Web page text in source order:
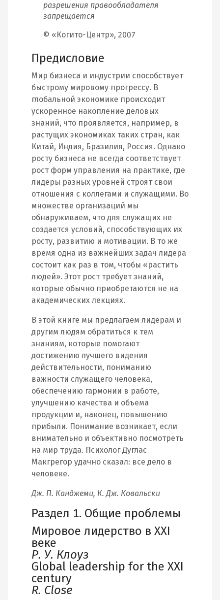
разрешения правообладателя
запрещается
© «Когито-Центр», 2007
Предисловие
Мир бизнеса и индустрии способствует
быстрому мировому прогрессу. В
глобальной экономике происходит
ускоренное накопление деловых
знаний, что проявляется, например, в
растущих экономиках таких стран, как
Китай, Индия, Бразилия, Россия. Однако
росту бизнеса не всегда соответствует
рост форм управления на практике, где
лидеры разных уровней строят свои
отношения с коллегами и служащими. Во
множестве организаций мы
обнаруживаем, что для служащих не
создается условий, способствующих их
росту, развитию и мотивации. В то же
время одна из важнейших задач лидера
состоит как раз в том, чтобы «растить
людей». Этот рост требует знаний,
которые обычно приобретаются не на
академических лекциях.
В этой книге мы предлагаем лидерам и
другим людям обратиться к тем
знаниям, которые помогают
достижению лучшего видения
действительности, пониманию
важности служащего человека,
обеспечению гармонии в работе,
улучшению качества и объема
продукции и, наконец, повышению
прибыли. Понимание возникает, если
внимательно и объективно посмотреть
на мир труда. Психолог Дуглас
Макгрегор удачно сказал: все дело в
человеке.
Дж. П. Канджеми, К. Дж. Ковальски
Раздел 1. Общие проблемы
Мировое лидерство в XXI
веке
Р. У. Клоуз
Global leadership for the XXI
century
R. Close